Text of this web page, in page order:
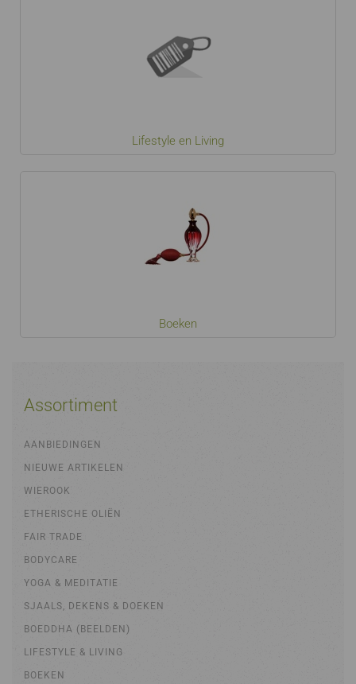
Lifestyle en Living
Boeken
Assortiment
AANBIEDINGEN
NIEUWE ARTIKELEN
WIEROOK
ETHERISCHE OLIËN
FAIR TRADE
BODYCARE
YOGA & MEDITATIE
SJAALS, DEKENS & DOEKEN
BOEDDHA (BEELDEN)
LIFESTYLE & LIVING
BOEKEN